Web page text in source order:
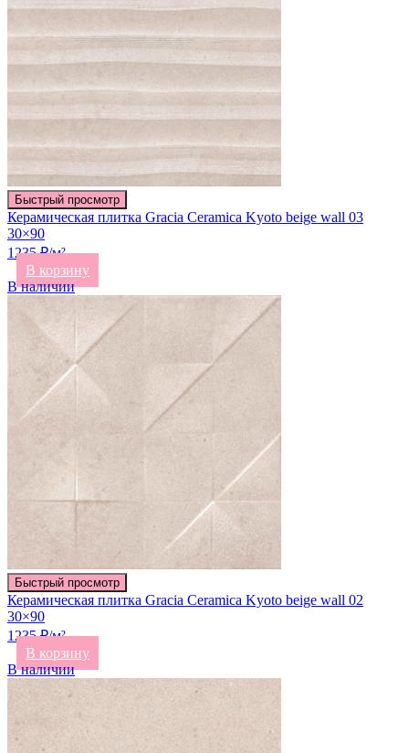
Быстрый просмотр
Керамическая плитка Gracia Ceramica Kyoto beige wall 03
30×90
1235 ₽/м²
В корзину
В наличии
Быстрый просмотр
Керамическая плитка Gracia Ceramica Kyoto beige wall 02
30×90
1235 ₽/м²
В корзину
В наличии